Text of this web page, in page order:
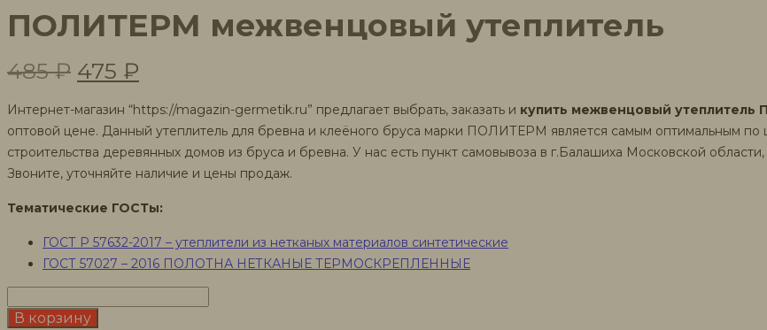
ПОЛИТЕРМ межвенцовый утеплитель
485₽ Первоначальная
цена
составляла
485 ₽.
475 ₽
цена:
475 ₽.
Интернет-магазин “https://magazin-germetik.ru” предлагает выбрать, заказать и купить межвенцовый
оптовой цене. Данный утеплитель для бревна и клеёного бруса марки ПОЛИТЕРМ является самым оптимальным по
строительства деревянных домов из бруса и бревна. У нас есть пункт самовывоза в г.Балашиха Московской
Звоните, уточняйте наличие и цены продаж.
Тематические ГОСТы:
ГОСТ Р 57632-2017 – утеплители из нетканых материалов синтетические
ГОСТ 57027 – 2016 ПОЛОТНА НЕТКАНЫЕ ТЕРМОСКРЕПЛЕННЫЕ
товара
В корзину